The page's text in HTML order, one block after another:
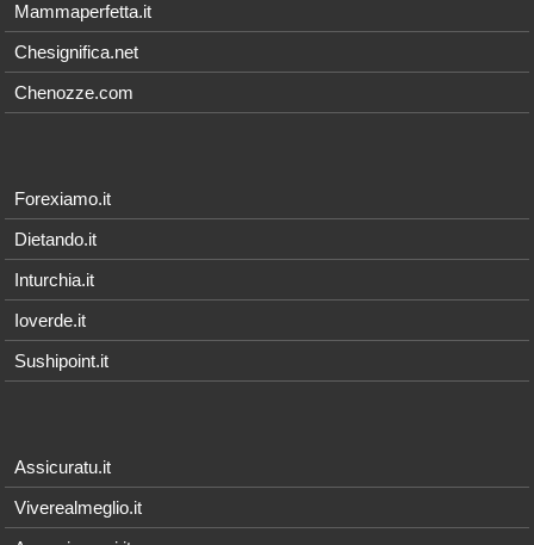
Mammaperfetta.it
Chesignifica.net
Chenozze.com
Forexiamo.it
Dietando.it
Inturchia.it
Ioverde.it
Sushipoint.it
Assicuratu.it
Viverealmeglio.it